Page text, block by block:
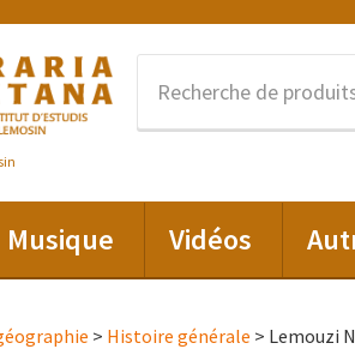
Musique Vidéos
> Histoire générale > Lemouzi